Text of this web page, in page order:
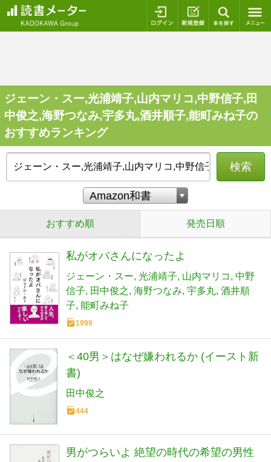
ログイン 新規登録
ジェーン・スー,光浦靖子,山内マリコ,中野信子,田
中俊之,海野つなみ,宇多丸,酒井順子,能町みね子の
おすすめランキング
検索
おすすめ順 発売日順
私がオバさんになったよ
ジェーン・スー 光浦靖子 山内マリコ
中野
信子
田中俊之 海野つなみ 宇多丸 酒井順
子 能町みね子
1999
＜40男＞はなぜ嫌われるか (イースト新
書)
田中俊之
444
男がつらいよ 絶望の時代の希望の男性